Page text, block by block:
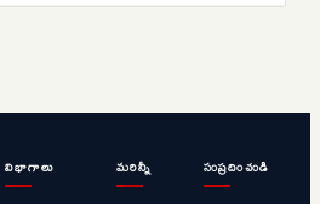
విభాగాలు మరిన్నీ సంప్రదించండి